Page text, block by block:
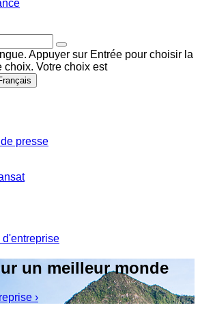
Appuyer sur Entrée pour choisir la
choix. Votre choix est
presse
un meilleur monde
›